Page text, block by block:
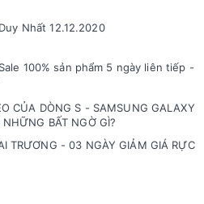
Nhất 12.12.2020
100% sản phẩm 5 ngày liên tiếp -
CỦA DÒNG S - SAMSUNG GALAXY
BẤT NGỜ GÌ?
TRƯƠNG - 03 NGÀY GIẢM GIÁ RỰC